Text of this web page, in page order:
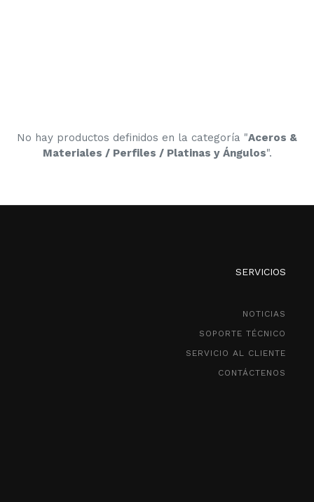
No hay productos definidos en la categoría "Aceros &
Materiales / Perfiles / Platinas y Ángulos".
SERVICIOS
NOTICIAS
SOPORTE TÉCNICO
SERVICIO AL CLIENTE
CONTÁCTENOS